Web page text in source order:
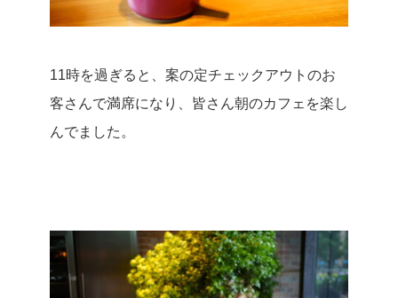
11時を過ぎると、案の定チェックアウトのお
客さんで満席になり、皆さん朝のカフェを楽し
んでました。